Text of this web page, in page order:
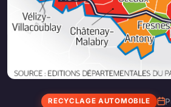
RECYCLAGE AUTOMOBILE